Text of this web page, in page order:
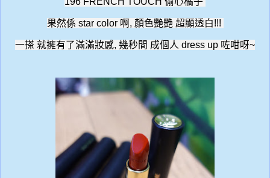
果然係 star color 啊, 顏色艷艷 超顯透白!!!
一搽 就擁有了滿滿妝感, 幾秒間 成個人 dress up 咗咁呀~